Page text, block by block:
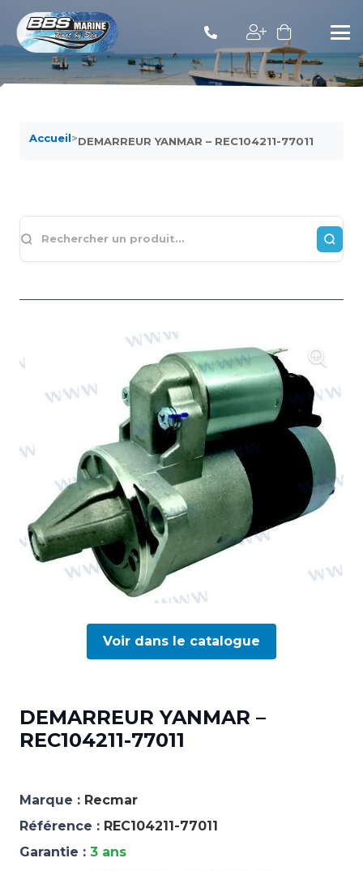
Accueil>DEMARREUR YANMAR – REC104211-77011
Voir dans le catalogue
DEMARREUR YANMAR –
REC104211-77011
Marque : Recmar
Référence : REC104211-77011
Garantie : 3 ans